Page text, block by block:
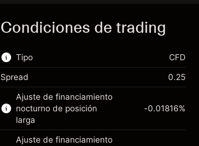
Condiciones de trading
Tipo
Este mercado financiero está disponible para
hacer trading con CFD.
Obtén más información sobre:
CFD
CFD
Spread 0.25
Ajuste de financiamiento
nocturno de posición
larga
-0.01816%
Ajuste de financiamiento